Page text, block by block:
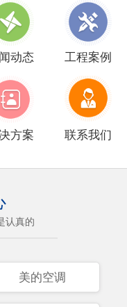
动态 工程案例
方案 联系我们
认真的
美的空调